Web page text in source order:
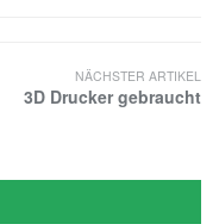
NÄCHSTER ARTIKEL
3D Drucker gebraucht